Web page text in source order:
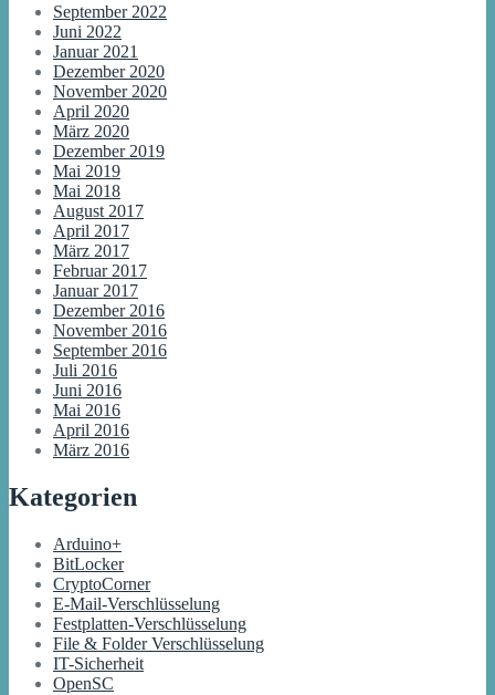
September 2022
Juni 2022
Januar 2021
Dezember 2020
November 2020
April 2020
März 2020
Dezember 2019
Mai 2019
Mai 2018
August 2017
April 2017
März 2017
Februar 2017
Januar 2017
Dezember 2016
November 2016
September 2016
Juli 2016
Juni 2016
Mai 2016
April 2016
März 2016
Kategorien
Arduino+
BitLocker
CryptoCorner
E-Mail-Verschlüsselung
Festplatten-Verschlüsselung
File & Folder Verschlüsselung
IT-Sicherheit
OpenSC